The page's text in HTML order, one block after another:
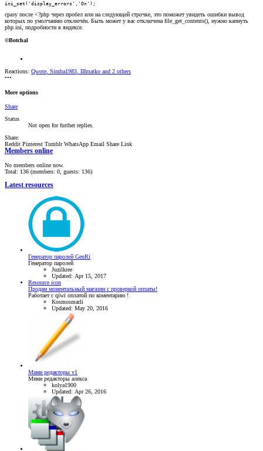
ini_set('display_errors','On');
сразу после <?php через пробел или на следующей строчке, это поможет увидеть ошибки вывод
которых по умолчанию отключён. Быть может у вас отключена file_get_contents(), нужно капнуть
php.ini, подробности в яндексе.
©Botchal
Reactions: Qwote, Simba1983, IIImatko and 2 others
•••
More options
Share
Status
Not open for further replies.
Share:
Reddit Pinterest Tumblr WhatsApp Email Share Link
Members online
No members online now.
Total: 136 (members: 0, guests: 136)
Latest resources
Генератор паролей GenRi
Генератор паролей
Juzilkree
Updated: Apr 15, 2017
Resource icon
Продам моментальный магазин с проверкой оплаты!
Работает с qiwi оплатой по коментарию !
Kosmosmarli
Updated: May 20, 2016
Мини редакторы v1
Мини редакторы алекса
kolya1900
Updated: Apr 26, 2016